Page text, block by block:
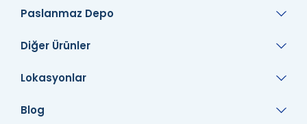
Paslanmaz Depo
Diğer Ürünler
Lokasyonlar
Blog